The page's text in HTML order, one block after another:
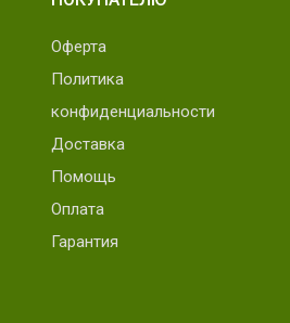
Оферта
Политика
конфиденциальности
Доставка
Помощь
Оплата
Гарантия